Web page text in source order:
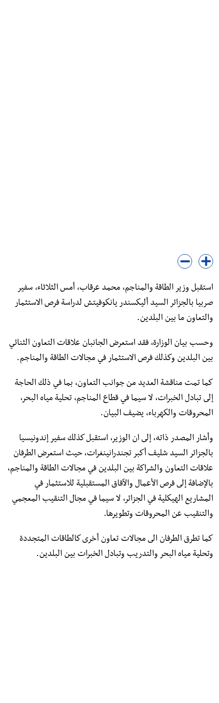
استقبل وزير الطاقة والمناجم، محمد عرقاب، أمس الثلاثاء، سفير
صربيا بالجزائر السيد أليكسندر يانكوفيتش لدراسة فرص الاستثمار
والتعاون ما بين البلدين.
وحسب بيان الوزارة، فقد استعرض الجانبان علاقات التعاون الثنائي
بين البلدين وكذلك فرص الاستثمار في مجالات الطاقة والمناجم.
كما تمت مناقشة العديد من جوانب التعاون، بما في ذلك الحاجة
إلى تبادل الخبرات، لا سيما في قطاع المناجم، تحلية مياه البحر،
المحروقات والكهرباء، يضيف البيان.
وأشار المصدر ذاته، إلى ان الوزير، استقبل كذلك سفير إندونيسيا
بالجزائر السيد شليف أكبر تجندرانينغرات، حيث استعرض الطرفان
علاقات التعاون والشراكة بين البلدين في مجالات الطاقة والمناجم،
بالإضافة إلى فرص الأعمال والآفاق المستقبلية للاستثمار في
المشاريع الهيكلية في الجزائر، لا سيما في مجال التنقيب المعجمي
والتنقيب عن المحروقات وتطويرها.
كما تطرق الطرفان الى مجالات تعاون أخرى كالطاقات المتجددة
وتحلية مياه البحر والتدريب وتبادل الخبرات بين البلدين.